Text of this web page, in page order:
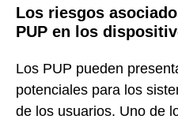
Los riesgos
PUP en los
Los PUP pueden
potenciales para los
de los usuarios. Uno de